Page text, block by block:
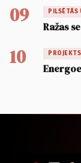
09 PILSĒTĀS
Ražas
10 PROJEKTS